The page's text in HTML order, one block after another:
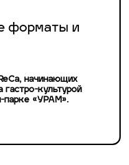
форматы и
начинающих
гастро-культурой
парке «УРАМ».